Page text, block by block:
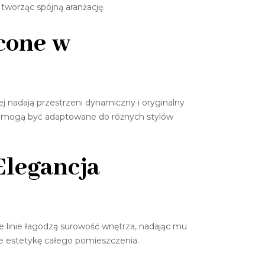
spójną aranżację.
w
nadają przestrzeni dynamiczny i oryginalny
być adaptowane do różnych stylów
łagodzą surowość wnętrza, nadając mu
całego pomieszczenia.